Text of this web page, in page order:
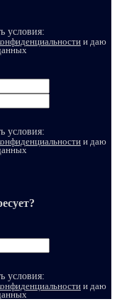
условия:
и даю
условия:
и даю
условия:
и даю